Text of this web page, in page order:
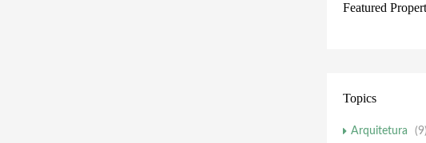
Featured
Topics
Arquitetura
(9)